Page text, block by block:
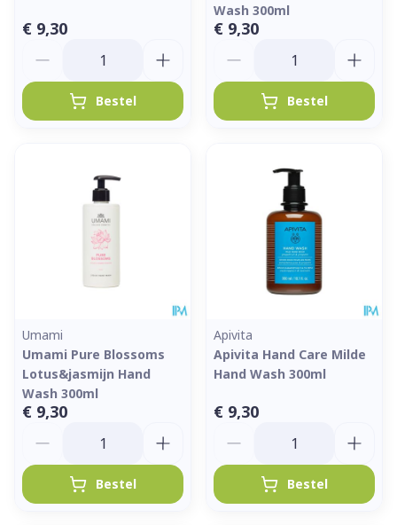
€ 9,30
Bestel
Wash 300ml
€ 9,30
Bestel
Umami
Umami Pure Blossoms
Lotus&jasmijn Hand
Wash 300ml
€ 9,30
Bestel
Apivita
Apivita Hand Care Milde
Hand Wash 300ml
€ 9,30
Bestel